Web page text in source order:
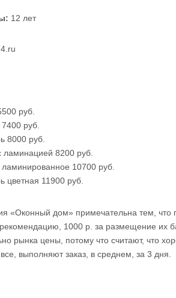
12 лет
руб.
руб.
8000 руб.
ламинацией 8200 руб.
ламинированное 10700 руб.
цветная 11900 руб.
«Оконный дом» примечательна тем, что
1000 р. за размещение их
рынка цены, потому что считают, что
выполняют заказ, в среднем, за 3 дня.